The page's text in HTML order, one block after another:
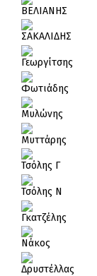
ΒΕΛΙΑΝΗΣ
ΣΑΚΑΛΙΔΗΣ
Γεωργίτσης
Φωτιάδης
Μυλώνης
Μυττάρης
Τσόλης Γ
Τσόλης Ν
Γκατζέλης
Νάκος
Δρυστέλλας